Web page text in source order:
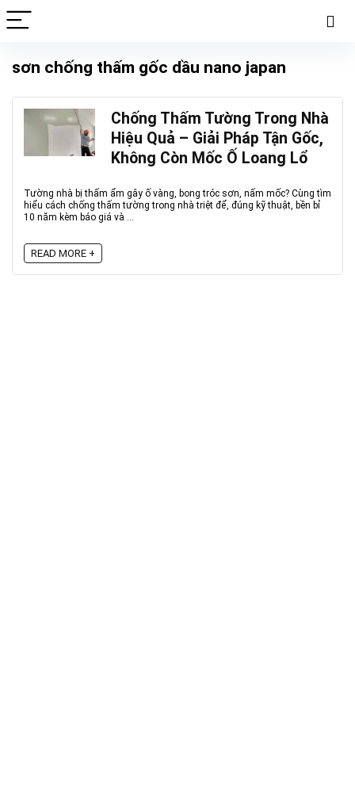
sơn chống thấm gốc dầu nano japan
Chống Thấm Tường Trong Nhà
Hiệu Quả – Giải Pháp Tận Gốc,
Không Còn Mốc Ố Loang Lổ
Tường nhà bị thấm ẩm gây ố vàng, bong tróc sơn, nấm mốc? Cùng tìm
hiểu cách chống thấm tường trong nhà triệt để, đúng kỹ thuật, bền bỉ
10 năm kèm báo giá và ...
READ MORE +